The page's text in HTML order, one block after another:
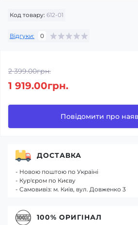
Код товару: 612-01
Відгуки: 0
2 399.00грн.
1 919.00грн.
Повідомити про
ДОСТАВКА
- Новою поштою по Україні
- Кур'єром по Києву
- Самовивіз: м. Київ, вул. Довженко 3
100% ОРИГІНАЛ